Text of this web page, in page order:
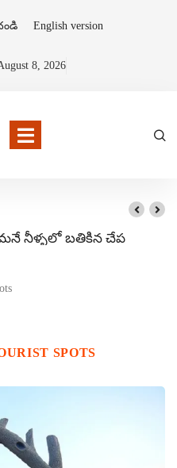
English version
8, 2026
నీళ్ళలో బతికిన చేప
SPOTS